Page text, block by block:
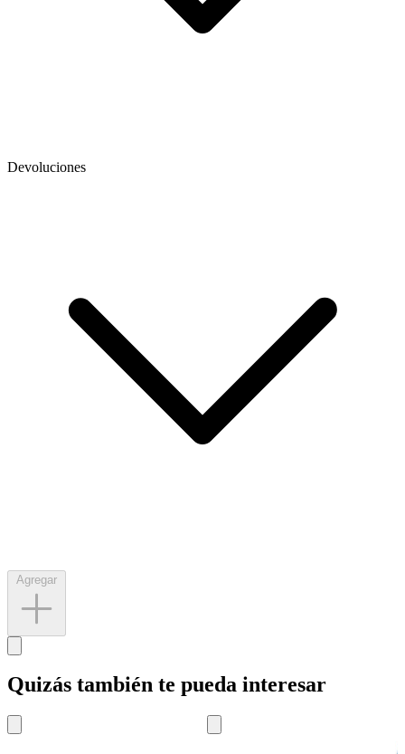
Devoluciones
Quizás también te pueda interesar